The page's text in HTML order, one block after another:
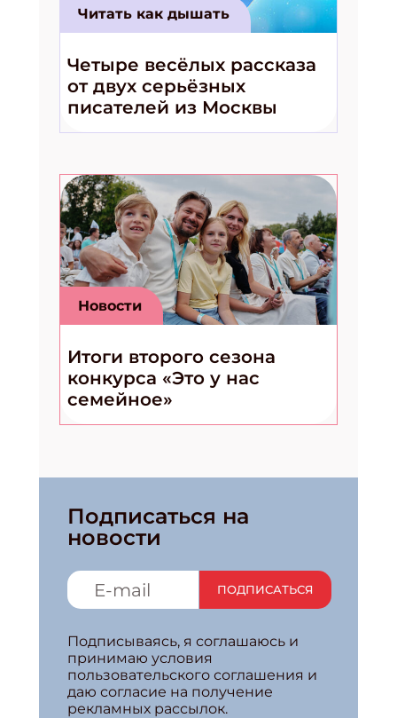
Читать как дышать
Четыре весёлых рассказа
от двух серьёзных
писателей из Москвы
Новости
Итоги второго сезона
конкурса «Это у нас
семейное»
Подписаться на
новости
ПОДПИСАТЬСЯ
Подписываясь, я соглашаюсь и
принимаю условия
пользовательского соглашения и
даю согласие на получение
рекламных рассылок.